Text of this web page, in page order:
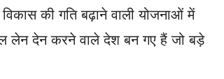
की गति बढ़ाने वाली योजनाओं में
लेन देन करने वाले देश बन गए हैं जो बड़े